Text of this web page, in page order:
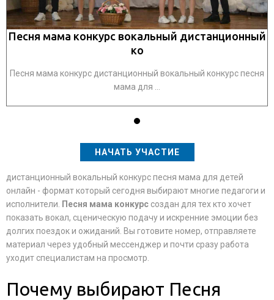
Песня мама конкурс вокальный дистанционный
ко
Песня мама конкурс дистанционный вокальный конкурс песня
мама для ...
НАЧАТЬ УЧАСТИЕ
дистанционный вокальный конкурс песня мама для детей
онлайн - формат который сегодня выбирают многие педагоги и
исполнители.
Песня мама конкурс создан для тех кто хочет
показать вокал, сценическую подачу и искренние эмоции без
долгих поездок и ожиданий. Вы готовите номер, отправляете
материал через удобный мессенджер и почти сразу работа
уходит специалистам на просмотр.
Почему выбирают Песня